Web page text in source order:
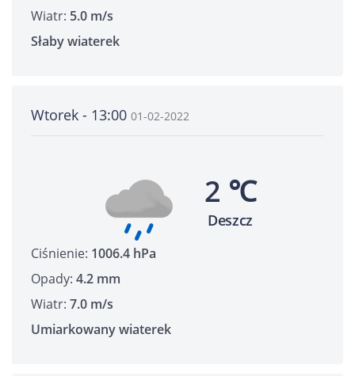
Wiatr: 5.0 m/s
Słaby wiaterek
Wtorek - 13:00 01-02-2022
2 ℃
Deszcz
Ciśnienie: 1006.4 hPa
Opady: 4.2 mm
Wiatr: 7.0 m/s
Umiarkowany wiaterek